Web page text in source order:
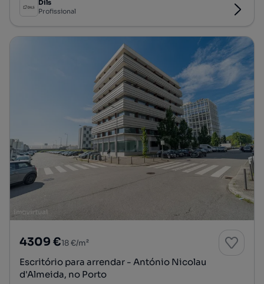
Dils
Profissional
4309 €18 €/m²
Escritório para arrendar - António Nicolau
d'Almeida, no Porto